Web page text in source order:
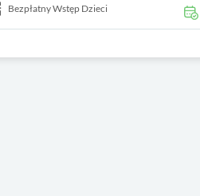
Bezpłatny Wstęp Dzieci